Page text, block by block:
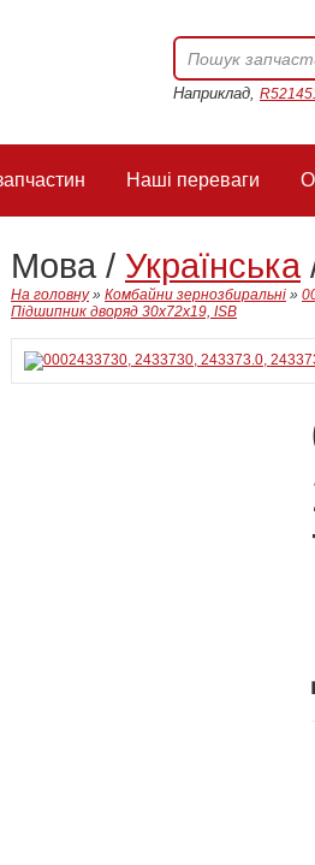
Наприклад,
Наші переваги
Мова / Українська
На головну» Комбайни зернозбиральні »
Пiдшипник дворяд 30x72x19, ISB